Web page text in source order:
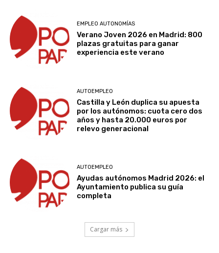
EMPLEO AUTONOMÍAS
Verano Joven 2026 en Madrid: 800
plazas gratuitas para ganar
experiencia este verano
AUTOEMPLEO
Castilla y León duplica su apuesta
por los autónomos: cuota cero dos
años y hasta 20.000 euros por
relevo generacional
AUTOEMPLEO
Ayudas autónomos Madrid 2026: el
Ayuntamiento publica su guía
completa
Cargar más